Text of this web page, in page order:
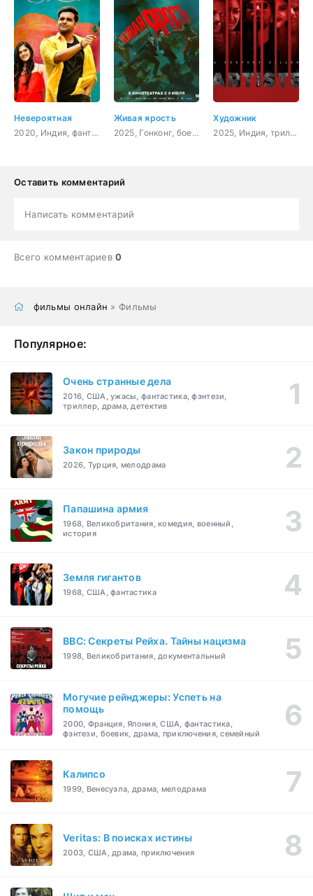
Невероятная
2020, Индия, фантастика, боевик, комедия
Живая ярость
2025, Гонконг, боевик, криминал
Художник
2025, Индия, триллер, драма
Оставить комментарий
Написать комментарий
Всего комментариев0
фильмы онлайн » Фильмы
Популярное:
Очень странные дела
2016, США, ужасы, фантастика, фэнтези,
триллер, драма, детектив
Закон природы
2026, Турция, мелодрама
Папашина армия
1968, Великобритания, комедия, военный,
история
Земля гигантов
1968, США, фантастика
BBC: Секреты Рейха. Тайны нацизма
1998, Великобритания, документальный
Могучие рейнджеры: Успеть на
помощь
2000, Франция, Япония, США, фантастика,
фэнтези, боевик, драма, приключения, семейный
Калипсо
1999, Венесуэла, драма, мелодрама
Veritas: В поисках истины
2003, США, драма, приключения